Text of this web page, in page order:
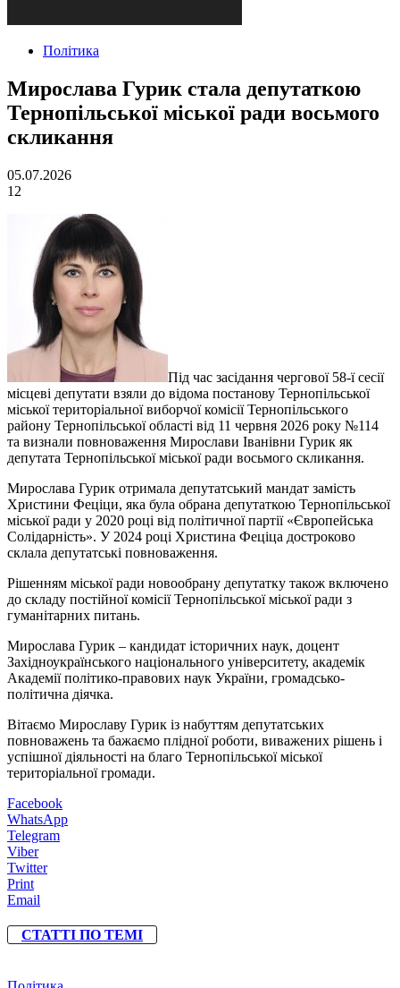
Політика
Мирослава Гурик стала депутаткою
Тернопільської міської ради восьмого
скликання
05.07.2026
12
Під час засідання чергової 58-ї сесії
місцеві депутати взяли до відома постанову Тернопільської
міської територіальної виборчої комісії Тернопільського
району Тернопільської області від 11 червня 2026 року №114
та визнали повноваження Мирослави Іванівни Гурик як
депутата Тернопільської міської ради восьмого скликання.
Мирослава Гурик отримала депутатський мандат замість
Христини Феціци, яка була обрана депутаткою Тернопільської
міської ради у 2020 році від політичної партії «Європейська
Солідарність». У 2024 році Христина Феціца достроково
склала депутатські повноваження.
Рішенням міської ради новообрану депутатку також включено
до складу постійної комісії Тернопільської міської ради з
гуманітарних питань.
Мирослава Гурик – кандидат історичних наук, доцент
Західноукраїнського національного університету, академік
Академії політико-правових наук України, громадсько-
політична діячка.
Вітаємо Мирославу Гурик із набуттям депутатських
повноважень та бажаємо плідної роботи, виважених рішень і
успішної діяльності на благо Тернопільської міської
територіальної громади.
Facebook
WhatsApp
Telegram
Viber
Twitter
Print
Email
СТАТТІ ПО ТЕМІ